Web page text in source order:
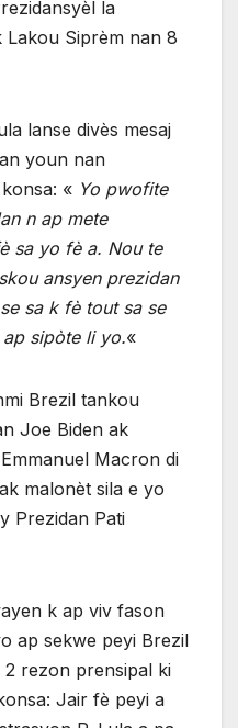
la
Lakou Siprèm nan 8
lanse divès mesaj
youn nan
« Yo pwofite
n ap mete
sa yo fè a. Nou te
ansyen prezidan
sa k fè tout sa se
sipòte li yo.«
Brezil tankou
Joe Biden ak
Macron di
malonèt sila e yo
Prezidan Pati
k ap viv fason
ap sekwe peyi Brezil
rezon prensipal ki
Jair fè peyi a